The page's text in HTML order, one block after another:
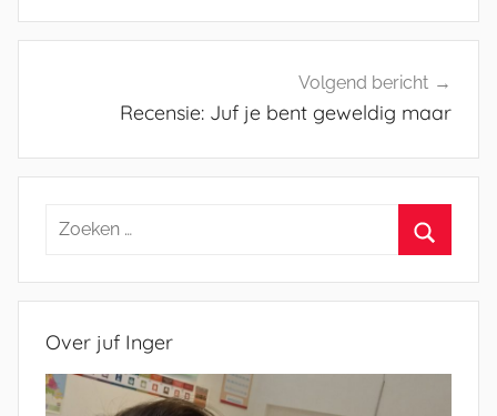
Volgend bericht
Recensie: Juf je bent geweldig maar
Zoeken
Over juf Inger